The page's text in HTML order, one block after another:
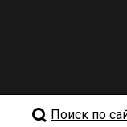
Поиск по